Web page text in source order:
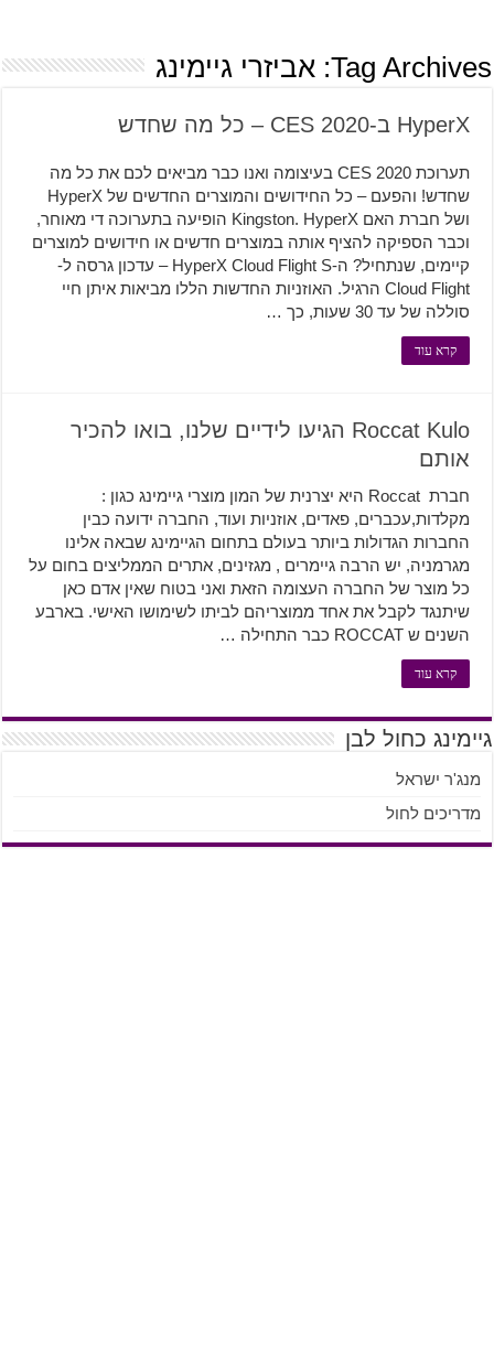
Tag Archives: אביזרי גיימינג
HyperX ב-CES 2020 – כל מה שחדש
תערוכת CES 2020 בעיצומה ואנו כבר מביאים לכם את כל מה
שחדש! והפעם – כל החידושים והמוצרים החדשים של HyperX
ושל חברת האם Kingston. HyperX הופיעה בתערוכה די מאוחר,
וכבר הספיקה להציף אותה במוצרים חדשים או חידושים למוצרים
קיימים, שנתחיל? ה-HyperX Cloud Flight S – עדכון גרסה ל-
Cloud Flight הרגיל. האוזניות החדשות הללו מביאות איתן חיי
סוללה של עד 30 שעות, כך …
קרא עוד
Roccat Kulo הגיעו לידיים שלנו, בואו להכיר
אותם
חברת Roccat היא יצרנית של המון מוצרי גיימינג כגון :
מקלדות,עכברים, פאדים, אוזניות ועוד, החברה ידועה כבין
החברות הגדולות ביותר בעולם בתחום הגיימינג שבאה אלינו
מגרמניה, יש הרבה גיימרים , מגזינים, אתרים הממליצים בחום על
כל מוצר של החברה העצומה הזאת ואני בטוח שאין אדם כאן
שיתנגד לקבל את אחד ממוצריהם לביתו לשימושו האישי. בארבע
השנים ש ROCCAT כבר התחילה …
קרא עוד
גיימינג כחול לבן
מנג'ר ישראל
מדריכים לחול